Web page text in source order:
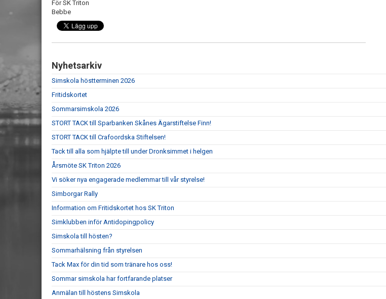
För SK Triton
Bebbe
Nyhetsarkiv
Simskola höstterminen 2026
Fritidskortet
Sommarsimskola 2026
STORT TACK till Sparbanken Skånes Ägarstiftelse Finn!
STORT TACK till Crafoordska Stiftelsen!
Tack till alla som hjälpte till under Dronksimmet i helgen
Årsmöte SK Triton 2026
Vi söker nya engagerade medlemmar till vår styrelse!
Simborgar Rally
Information om Fritidskortet hos SK Triton
Simklubben inför Antidopingpolicy
Simskola till hösten?
Sommarhälsning från styrelsen
Tack Max för din tid som tränare hos oss!
Sommar simskola har fortfarande platser
Anmälan till höstens Simskola